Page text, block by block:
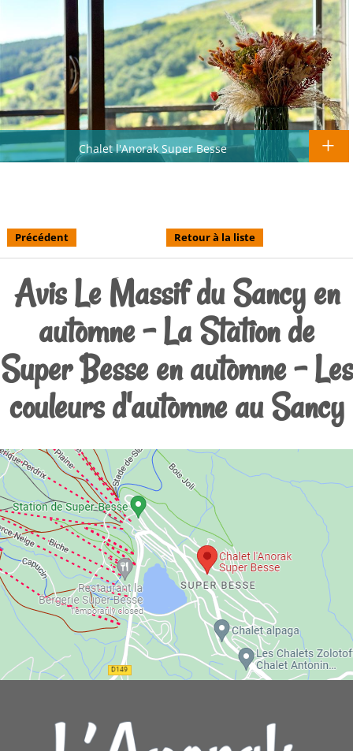
Chalet l'Anorak Super Besse
Précédent Retour à la liste
Avis Le Massif du Sancy en
automne - La Station de
Super Besse en automne - Les
couleurs d'automne au Sancy